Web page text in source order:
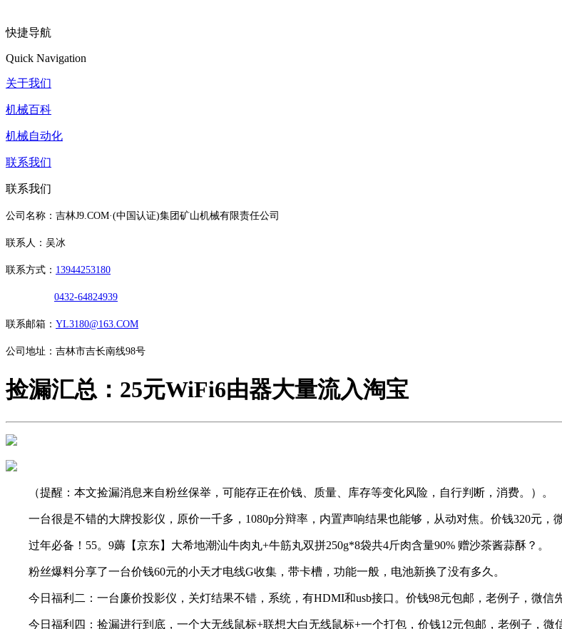
快捷导航
Quick Navigation
关于我们
机械百科
机械自动化
联系我们
联系我们
公司名称：吉林J9.COM·(中国认证)集团矿山机械有限责任公司
联系人：吴冰
联系方式： 13944253180
0432-64824939
联系邮箱： YL3180@163.COM
公司地址：吉林市吉长南线98号
捡漏汇总：25元WiFi6由器大量流入淘宝
（提醒：本文捡漏消息来自粉丝保举，可能存正在价钱、质量、库存等变化风险，自行判断，消费。）。
一台很是不错的大牌投影仪，原价一千多，1080p分辩率，内置声响结果也能够，从动对焦。价钱320元，微
过年必备！55。9薅【京东】大希地潮汕牛肉丸+牛筋丸双拼250g*8袋共4斤肉含量90% 赠沙茶酱蒜酥？。
粉丝爆料分享了一台价钱60元的小天才电线G收集，带卡槽，功能一般，电池新换了没有多久。
今日福利二：一台廉价投影仪，关灯结果不错，系统，有HDMI和usb接口。价钱98元包邮，老例子，微信
今日福利四：捡漏进行到底，一个大无线鼠标+联想大白无线鼠标+一个打包，价钱12元包邮，老例子，微